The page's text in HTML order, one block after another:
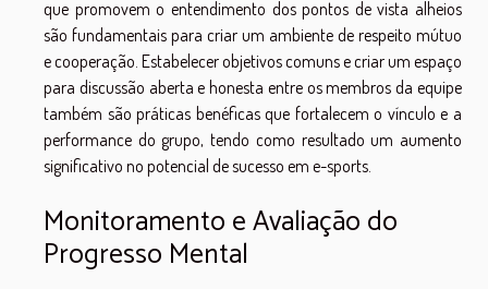
que promovem o entendimento dos pontos de vista alheios
são fundamentais para criar um ambiente de respeito mútuo
e cooperação. Estabelecer objetivos comuns e criar um espaço
para discussão aberta e honesta entre os membros da equipe
também são práticas benéficas que fortalecem o vínculo e a
performance do grupo, tendo como resultado um aumento
significativo no potencial de sucesso em e-sports.
Monitoramento e Avaliação do
Progresso Mental